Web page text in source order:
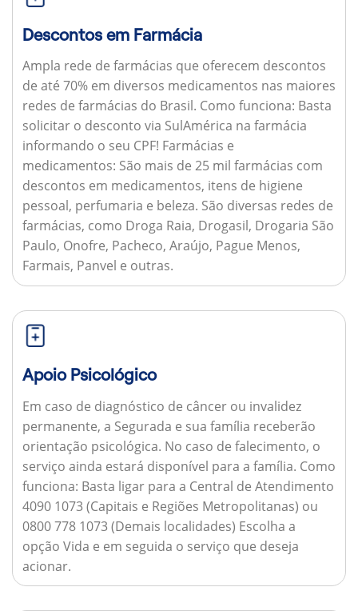
Descontos em Farmácia
Ampla rede de farmácias que oferecem descontos
de até 70% em diversos medicamentos nas maiores
redes de farmácias do Brasil. Como funciona: Basta
solicitar o desconto via SulAmérica na farmácia
informando o seu CPF! Farmácias e
medicamentos: São mais de 25 mil farmácias com
descontos em medicamentos, itens de higiene
pessoal, perfumaria e beleza. São diversas redes de
farmácias, como Droga Raia, Drogasil, Drogaria São
Paulo, Onofre, Pacheco, Araújo, Pague Menos,
Farmais, Panvel e outras.
Apoio Psicológico
Em caso de diagnóstico de câncer ou invalidez
permanente, a Segurada e sua família receberão
orientação psicológica. No caso de falecimento, o
serviço ainda estará disponível para a família. Como
funciona: Basta ligar para a Central de Atendimento
4090 1073 (Capitais e Regiões Metropolitanas) ou
0800 778 1073 (Demais localidades) Escolha a
opção Vida e em seguida o serviço que deseja
acionar.